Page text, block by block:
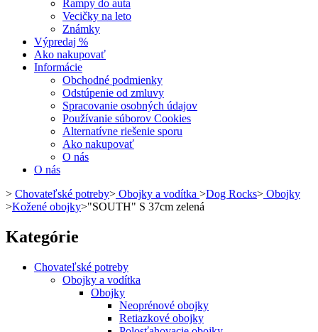
Rampy do auta
Vecičky na leto
Známky
Výpredaj %
Ako nakupovať
Informácie
Obchodné podmienky
Odstúpenie od zmluvy
Spracovanie osobných údajov
Používanie súborov Cookies
Alternatívne riešenie sporu
Ako nakupovať
O nás
O nás
> Chovateľské potreby> Obojky a vodítka >Dog Rocks> Obojky
>Kožené obojky>"SOUTH" S 37cm zelená
Kategórie
Chovateľské potreby
Obojky a vodítka
Obojky
Neoprénové obojky
Retiazkové obojky